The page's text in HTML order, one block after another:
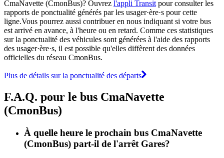
CmaNavette (CmonBus)? Ouvrez l'appli Transit pour consulter les
rapports de ponctualité générés par les usager·ère·s pour cette
ligne.Vous pourrez aussi contribuer en nous indiquant si votre bus
est arrivé en avance, à l'heure ou en retard. Comme ces statistiques
sur la ponctualité des véhicules sont générées à l'aide des rapports
des usager·ère·s, il est possible qu'elles diffèrent des données
officielles du réseau CmonBus.
Plus de détails sur la ponctualité des départs
F.A.Q. pour le bus CmaNavette
(CmonBus)
À quelle heure le prochain bus CmaNavette
(CmonBus) part-il de l'arrêt Gares?